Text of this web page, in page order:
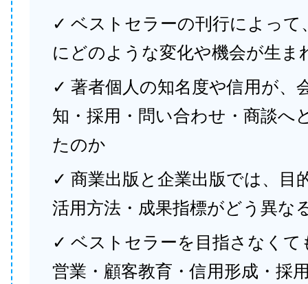
✓ ベストセラーの刊行によって
にどのような変化や機会が生ま
✓ 著者個人の知名度や信用が、
知・採用・問い合わせ・商談へ
たのか
✓ 商業出版と企業出版では、目
活用方法・成果指標がどう異な
✓ ベストセラーを目指さなくて
営業・顧客教育・信用形成・採